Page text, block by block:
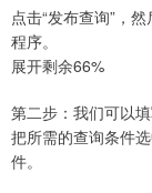
点击“发布查询”，
程序。
展开剩余66%
第二步：我们可以
把所需的查询条件
件。